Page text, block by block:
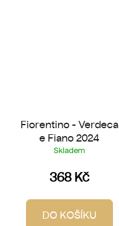
Fiorentino - Verdeca
e Fiano 2024
Skladem
368 Kč
DO KOŠÍKU